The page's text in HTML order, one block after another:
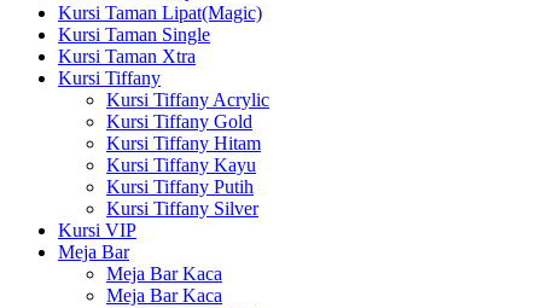
Kursi Taman Lipat(Magic)
Kursi Taman Single
Kursi Taman Xtra
Kursi Tiffany
Kursi Tiffany Acrylic
Kursi Tiffany Gold
Kursi Tiffany Hitam
Kursi Tiffany Kayu
Kursi Tiffany Putih
Kursi Tiffany Silver
Kursi VIP
Meja Bar
Meja Bar Kaca
Meja Bar Kaca